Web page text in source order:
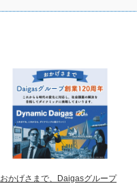
おかげさまで、Daigasグループ